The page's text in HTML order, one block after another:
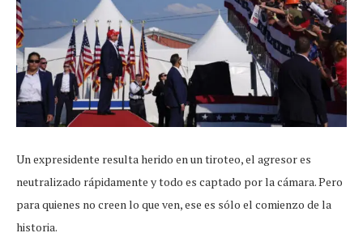
Un expresidente resulta herido en un tiroteo, el agresor es
neutralizado rápidamente y todo es captado por la cámara. Pero
para quienes no creen lo que ven, ese es sólo el comienzo de la
historia.